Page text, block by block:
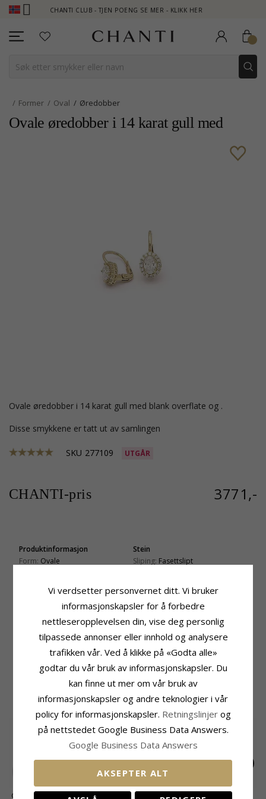
CHANTI CLUB - TJEN POENG SE MER - KLIKK HER
Former Oval Øredobber
Ovale øredobber i 14 karat gull med
ovale øredobber i 14 karat gull med blank overflate og .
Disse smykkene er tatt ut av samlingen
SKU 277109 UTGÅR
CHANTI-pris 3771,-
Produktinformasjon
Form: Ovale
Overflate: Blank
Stein
Sliping: Fasettslipt
Størrelse
Bredde: 8,0 mm
Leveringstid
Leveringstid: Ca. 5-10 Hverdager
MEST POPULÆRE PRODUKTER I
KATEGORIEN
Ovale 8 - 9 mm aaa-
Ovale perleøredobb i
Rosett rød granat
Vi verdsetter personvernet ditt. Vi bruker
informasjonskapsler for å forbedre
nettleseropplevelsen din, vise deg personlig
tilpassede annonser eller innhold og analysere
trafikken vår. Ved å klikke på «Godta alle»
godtar du vår bruk av informasjonskapsler. Du
kan finne ut mer om vår bruk av
informasjonskapsler og andre teknologier i vår
policy for informasjonskapsler. Retningslinjer og
på nettstedet Google Business Data Answers.
Google Business Data Answers
AKSEPTER ALT